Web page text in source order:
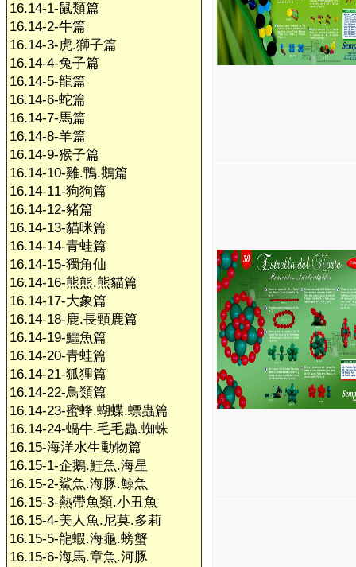
16.14-1-鼠類篇
16.14-2-牛篇
16.14-3-虎.獅子篇
16.14-4-兔子篇
16.14-5-龍篇
16.14-6-蛇篇
16.14-7-馬篇
16.14-8-羊篇
16.14-9-猴子篇
16.14-10-雞.鴨.鵝篇
16.14-11-狗狗篇
16.14-12-豬篇
16.14-13-貓咪篇
16.14-14-青蛙篇
16.14-15-獨角仙
16.14-16-熊熊.熊貓篇
16.14-17-大象篇
16.14-18-鹿.長頸鹿篇
16.14-19-鱷魚篇
16.14-20-青蛙篇
16.14-21-狐狸篇
16.14-22-鳥類篇
16.14-23-蜜蜂.蝴蝶.螵蟲篇
16.14-24-蝸牛.毛毛蟲.蜘蛛
16.15-海洋水生動物篇
16.15-1-企鵝.鮭魚.海星
16.15-2-鯊魚.海豚.鯨魚
16.15-3-熱帶魚類.小丑魚
16.15-4-美人魚.尼莫.多莉
16.15-5-龍蝦.海龜.螃蟹
16.15-6-海馬.章魚.河豚